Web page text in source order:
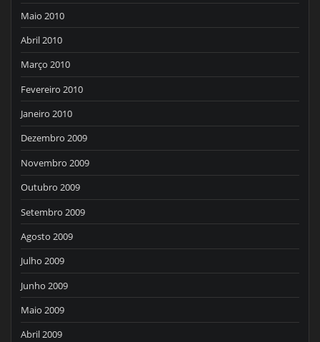
Maio 2010
Abril 2010
Março 2010
Fevereiro 2010
Janeiro 2010
Dezembro 2009
Novembro 2009
Outubro 2009
Setembro 2009
Agosto 2009
Julho 2009
Junho 2009
Maio 2009
Abril 2009